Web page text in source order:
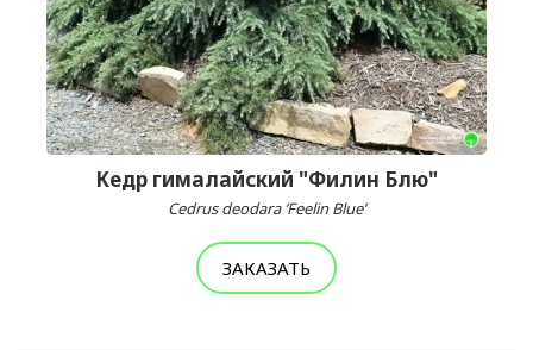
Кедр гималайский "Филин Блю"
Cedrus deodara ’Feelin Blue’
ЗАКАЗАТЬ